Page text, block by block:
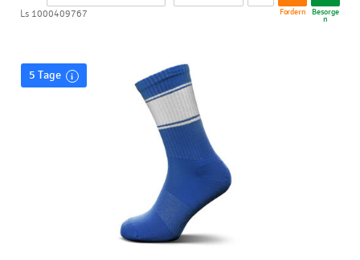
Fordern Besorge
n
Ls 1000409767
5 Tage